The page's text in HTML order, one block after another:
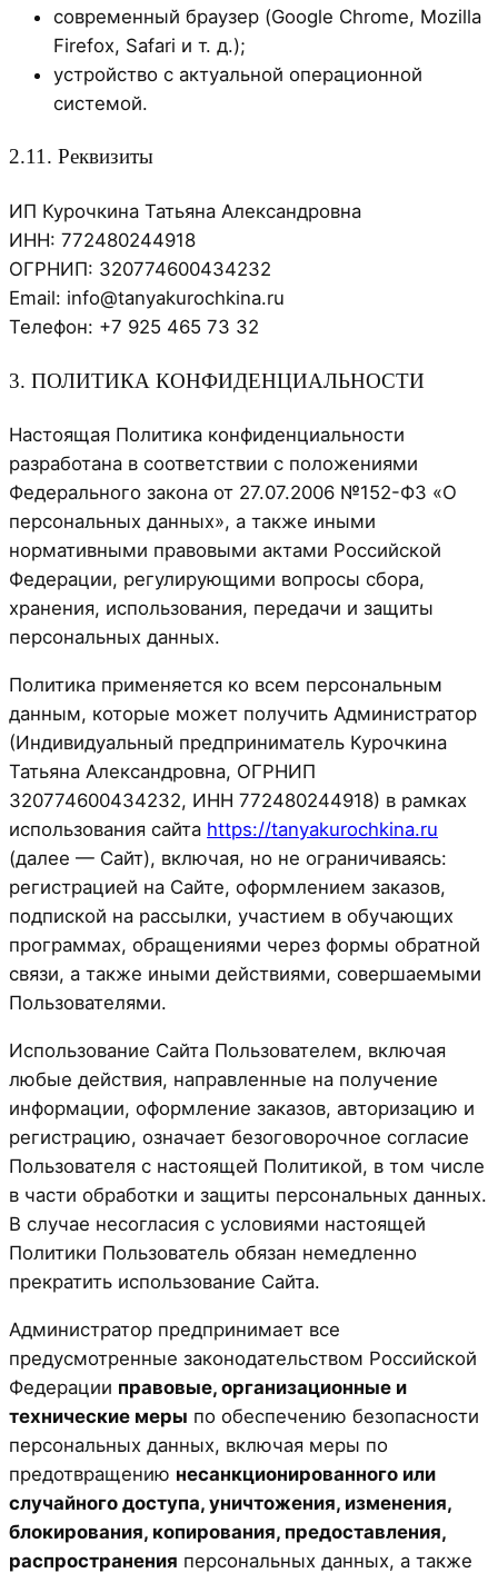
современный браузер (Google Chrome, Mozilla
Firefox, Safari и т. д.);
устройство с актуальной операционной
системой.
2.11. Реквизиты
ИП Курочкина Татьяна Александровна
ИНН: 772480244918
ОГРНИП: 320774600434232
Email: info@tanyakurochkina.ru
Телефон: +7 925 465 73 32
3. ПОЛИТИКА КОНФИДЕНЦИАЛЬНОСТИ
Настоящая Политика конфиденциальности
разработана в соответствии с положениями
Федерального закона от 27.07.2006 №152-ФЗ «О
персональных данных», а также иными
нормативными правовыми актами Российской
Федерации, регулирующими вопросы сбора,
хранения, использования, передачи и защиты
персональных данных.
Политика применяется ко всем персональным
данным, которые может получить Администратор
(Индивидуальный предприниматель Курочкина
Татьяна Александровна, ОГРНИП
320774600434232, ИНН 772480244918) в рамках
использования сайта https://tanyakurochkina.ru
(далее — Сайт), включая, но не ограничиваясь:
регистрацией на Сайте, оформлением заказов,
подпиской на рассылки, участием в обучающих
программах, обращениями через формы обратной
связи, а также иными действиями, совершаемыми
Пользователями.
Использование Сайта Пользователем, включая
любые действия, направленные на получение
информации, оформление заказов, авторизацию и
регистрацию, означает безоговорочное согласие
Пользователя с настоящей Политикой, в том числе
в части обработки и защиты персональных данных.
В случае несогласия с условиями настоящей
Политики Пользователь обязан немедленно
прекратить использование Сайта.
Администратор предпринимает все
предусмотренные законодательством Российской
Федерации правовые, организационные и
технические меры по обеспечению безопасности
персональных данных, включая меры по
предотвращению несанкционированного или
случайного доступа, уничтожения, изменения,
блокирования, копирования, предоставления,
распространения персональных данных, а также